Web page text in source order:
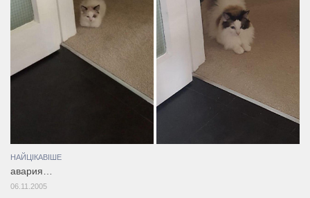
НАЙЦІКАВІШЕ
авария…
06.11.2005